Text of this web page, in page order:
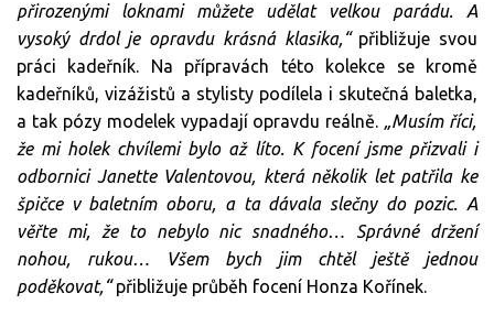
přirozenými loknami můžete udělat velkou parádu. A
vysoký drdol je opravdu krásná klasika,“přibližuje svou
práci kadeřník. Na přípravách této kolekce se kromě
kadeřníků, vizážistů a stylisty podílela i skutečná baletka,
a tak pózymodelek vypadajíopravdu reálně. „Musím říci,
že mi holek chvílemi bylo až líto. K focení jsme přizvali i
odbornici Janette Valentovou, která několik let patřila ke
špičce v baletním oboru, a ta dávala slečny do pozic.A
věřte mi, že to nebylo nic snadného… Správné držení
nohou, rukou… Všem bych jim chtěl ještě jednou
poděkovat,“přibližuje průběh focení Honza Kořínek.